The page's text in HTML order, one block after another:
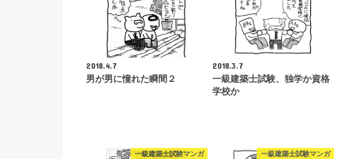
2018.4.7
男が男に憧れた瞬間２
2018.3.7
一級建築士試験、独学か資格
学校か
一級建築士試験マンガ 一級建築士試験マンガ